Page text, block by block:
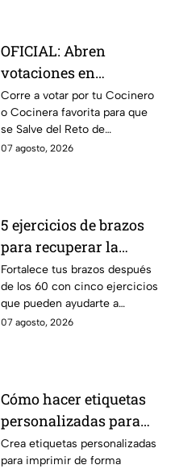
OFICIAL: Abren
votaciones en
MasterChef 24/7 para
que salves a un
Cocinero del Reto de
Eliminación de este
Corre a votar por tu Cocinero
o Cocinera favorita para que
se Salve del Reto de
Eliminación de MasterChef
07 agosto, 2026
5 ejercicios de brazos
para recuperar la
fuerza después de los
60
Fortalece tus brazos después
de los 60 con cinco ejercicios
que pueden ayudarte a
recuperar fuerza, movilidad y
07 agosto, 2026
Cómo hacer etiquetas
personalizadas para
imprimir
Crea etiquetas personalizadas
para imprimir de forma